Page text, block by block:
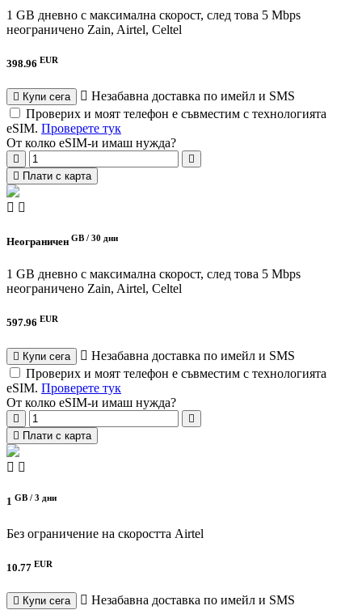
1 GB дневно с максимална скорост, след това 5 Mbps
неограничено Zain, Airtel, Celtel
398.96 EUR
Купи сега
Незабавна доставка по имейл и SMS
Проверих и моят телефон е съвместим с технологията
eSIM. Проверете тук
От колко eSIM-и имаш нужда?
Плати с карта
Неограничен GB / 30 дни
1 GB дневно с максимална скорост, след това 5 Mbps
неограничено Zain, Airtel, Celtel
597.96 EUR
Купи сега
Незабавна доставка по имейл и SMS
Проверих и моят телефон е съвместим с технологията
eSIM. Проверете тук
От колко eSIM-и имаш нужда?
Плати с карта
1 GB / 3 дни
Без ограничение на скоростта Airtel
10.77 EUR
Купи сега
Незабавна доставка по имейл и SMS